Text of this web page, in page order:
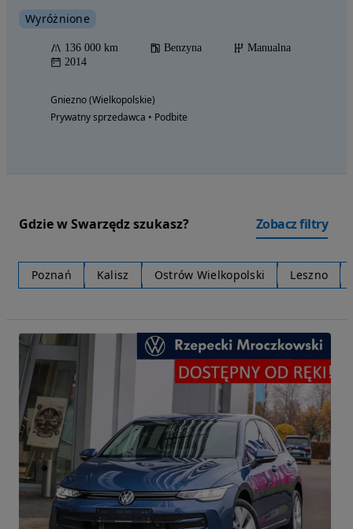
Wyróżnione
136 000 km Benzyna
Manualna
2014
Gniezno (Wielkopolskie)
Prywatny sprzedawca • Podbite
Gdzie w Swarzędz szukasz? Zobacz filtry
Poznań Kalisz Ostrów Wielkopolski Leszno